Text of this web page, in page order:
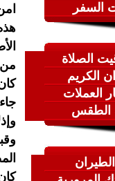
السفر
الصلاة
الكريم
العملات
الطقس
من